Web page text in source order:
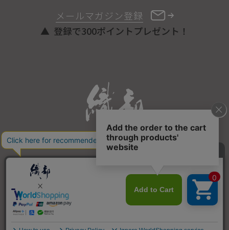
ONLINE STORE
メールマガジン登録
登録で300ポイントプレゼント！
COPYRIGHT © ORIBE ALL RIGHTS RESERVED.